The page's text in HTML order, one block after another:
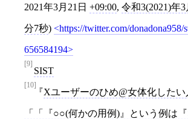
2021年3月21日 +09:00, 令和3(2021)年
分7秒) https://twitter.com/donadona958/
656584194
[9]
SIST
[10]
Xユーザーのひめ@女体化した
「「『○○(何かの用例)』という例は